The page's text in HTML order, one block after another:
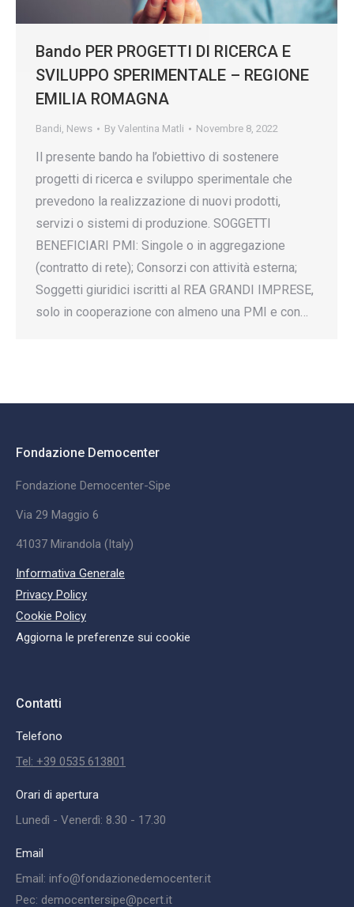
Bando PER PROGETTI DI RICERCA E
SVILUPPO SPERIMENTALE – REGIONE
EMILIA ROMAGNA
Bandi, News By Valentina Matli Novembre 8, 2022
Il presente bando ha l’obiettivo di sostenere
progetti di ricerca e sviluppo sperimentale che
prevedono la realizzazione di nuovi prodotti,
servizi o sistemi di produzione. SOGGETTI
BENEFICIARI PMI: Singole o in aggregazione
(contratto di rete); Consorzi con attività esterna;
Soggetti giuridici iscritti al REA GRANDI IMPRESE,
solo in cooperazione con almeno una PMI e con…
Fondazione Democenter
Fondazione Democenter-Sipe
Via 29 Maggio 6
41037 Mirandola (Italy)
Informativa Generale
Privacy Policy
Cookie Policy
Aggiorna le preferenze sui cookie
Contatti
Telefono
Tel: +39 0535 613801
Orari di apertura
Lunedì - Venerdì: 8.30 - 17.30
Email
Email: info@fondazionedemocenter.it
Pec: democentersipe@pcert.it